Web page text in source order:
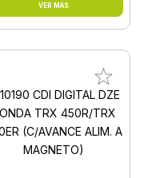
VER MÁS